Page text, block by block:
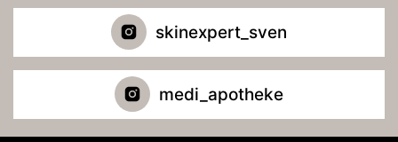
skinexpert_sven
medi_apotheke